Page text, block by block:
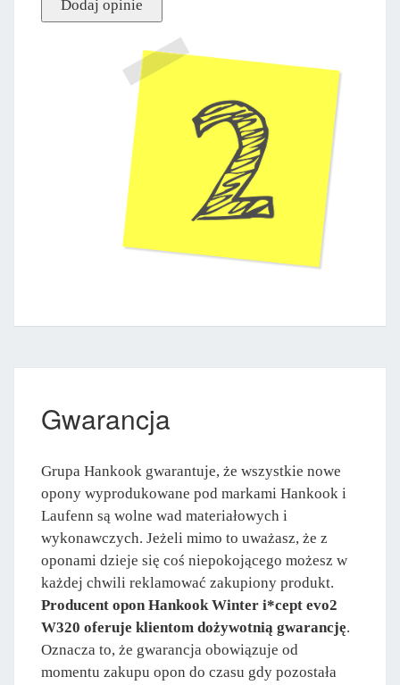
Gwarancja
Grupa Hankook gwarantuje, że wszystkie nowe
opony wyprodukowane pod markami Hankook i
Laufenn są wolne wad materiałowych i
wykonawczych. Jeżeli mimo to uważasz, że z
oponami dzieje się coś niepokojącego możesz w
każdej chwili reklamować zakupiony produkt.
Producent opon Hankook Winter i*cept evo2
W320 oferuje klientom dożywotnią gwarancję.
Oznacza to, że gwarancja obowiązuje od
momentu zakupu opon do czasu gdy pozostała